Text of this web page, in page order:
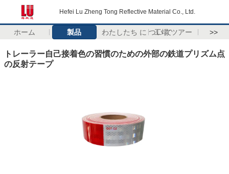
Hefei Lu Zheng Tong Reflective Material Co., Ltd.
ホーム 製品 わたしたち に つい て工場 ツアー >>
トレーラー自己接着色の習慣のための外部の鉄道プリズム点
の反射テープ